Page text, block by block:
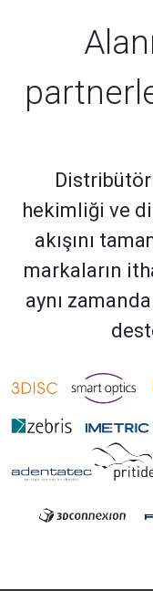
hekimliği ve
akışını
markaların
aynı